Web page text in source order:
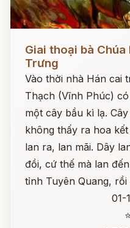
Giai thoại bà Chúa
Trưng
Vào thời nhà Hán cai
Thạch (Vĩnh Phúc)
một cây bầu kì lạ.
không thấy ra hoa
lan ra, lan mãi. Dây
đồi, cứ thế mà lan
tỉnh Tuyên Quang,
01-